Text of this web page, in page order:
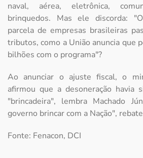
naval, aérea, eletrônica,
brinquedos. Mas ele discorda:
parcela de empresas brasileiras
tributos, como a União anuncia que
bilhões com o programa"?
Ao anunciar o ajuste fiscal, o
afirmou que a desoneração havia
"brincadeira", lembra Machado
governo brincar com a Nação",
Fonte: Fenacon, DCI